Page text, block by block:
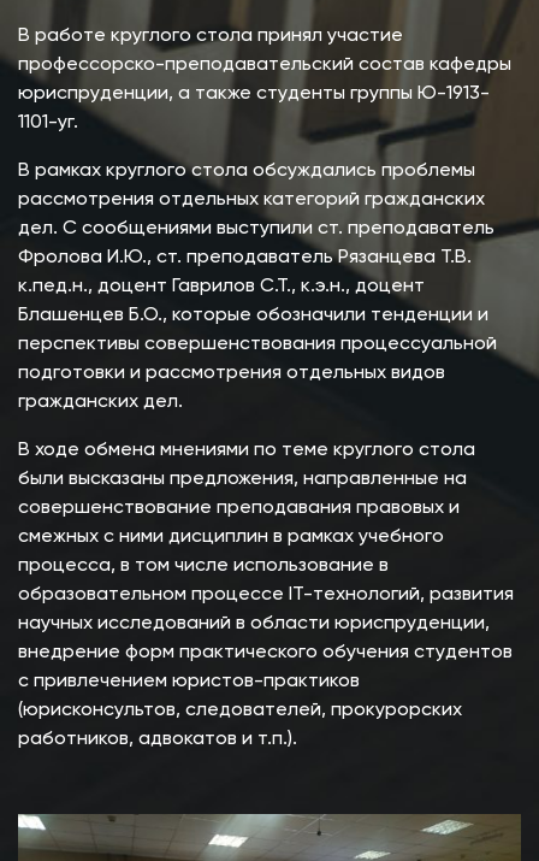
В работе круглого стола принял участие
профессорско-преподавательский состав кафедры
юриспруденции, а также студенты группы Ю-1913-
1101-уг.
В рамках круглого стола обсуждались проблемы
рассмотрения отдельных категорий гражданских
дел. С сообщениями выступили ст. преподаватель
Фролова И.Ю., ст. преподаватель Рязанцева Т.В.
к.пед.н., доцент Гаврилов С.Т., к.э.н., доцент
Блашенцев Б.О., которые обозначили тенденции и
перспективы совершенствования процессуальной
подготовки и рассмотрения отдельных видов
гражданских дел.
В ходе обмена мнениями по теме круглого стола
были высказаны предложения, направленные на
совершенствование преподавания правовых и
смежных с ними дисциплин в рамках учебного
процесса, в том числе использование в
образовательном процессе IT-технологий, развития
научных исследований в области юриспруденции,
внедрение форм практического обучения студентов
с привлечением юристов-практиков
(юрисконсультов, следователей, прокурорских
работников, адвокатов и т.п.).